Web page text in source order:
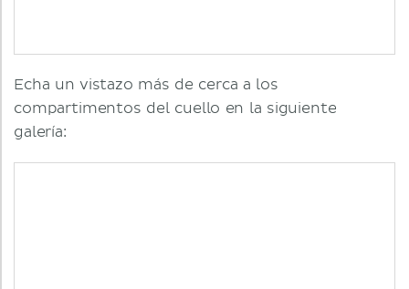
Echa un vistazo más de cerca a los
compartimentos del cuello en la siguiente
galería: